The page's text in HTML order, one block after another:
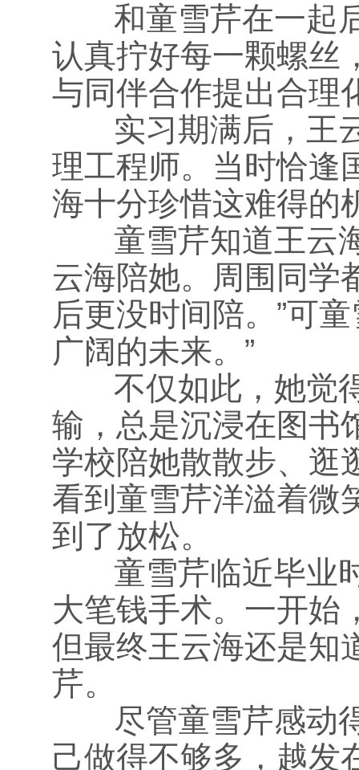
和童雪芹在一起后
认真拧好每一颗螺丝
与同伴合作提出合理
实习期满后，王云
理工程师。当时恰逢
海十分珍惜这难得的
童雪芹知道王云海
云海陪她。周围同学
后更没时间陪。”可
广阔的未来。”
不仅如此，她觉得
输，总是沉浸在图书
学校陪她散散步、逛
看到童雪芹洋溢着微
到了放松。
童雪芹临近毕业时
大笔钱手术。一开始
但最终王云海还是知
芹。
尽管童雪芹感动得
己做得不够多，越发